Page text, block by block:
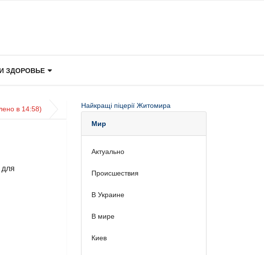
ЗДОРОВЬЕ
в 14:58) Найкращі піцерії Житомира
Мир
Актуально
Происшествия
В Украине
В мире
Киев